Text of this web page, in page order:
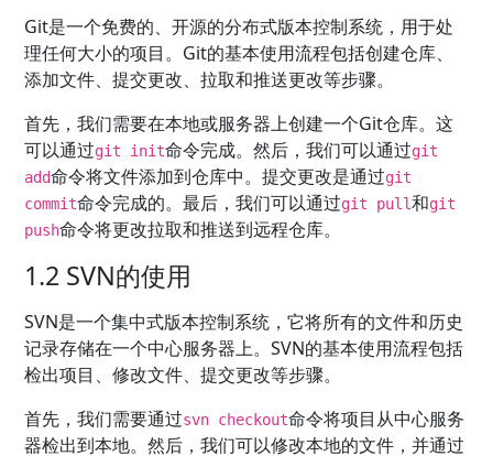
Git是一个免费的、开源的分布式版本控制系统，用于处
理任何大小的项目。Git的基本使用流程包括创建仓库、
添加文件、提交更改、拉取和推送更改等步骤。
首先，我们需要在本地或服务器上创建一个Git仓库。这
可以通过git init命令完成。然后，我们可以通过git
add命令将文件添加到仓库中。提交更改是通过git
commit命令完成的。最后，我们可以通过git pull和git
push命令将更改拉取和推送到远程仓库。
1.2 SVN的使用
SVN是一个集中式版本控制系统，它将所有的文件和历史
记录存储在一个中心服务器上。SVN的基本使用流程包括
检出项目、修改文件、提交更改等步骤。
首先，我们需要通过svn checkout命令将项目从中心服务
器检出到本地。然后，我们可以修改本地的文件，并通过